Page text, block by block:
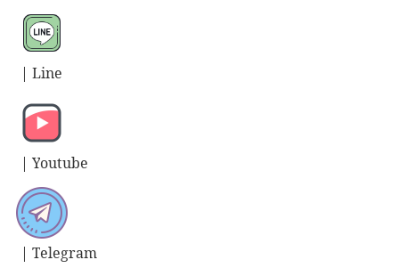
| Line
| Youtube
| Telegram